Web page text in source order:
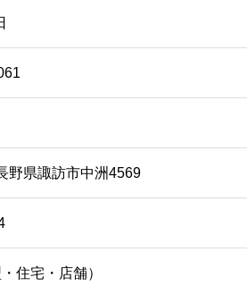
野県諏訪市中洲4569
住宅・店舗）